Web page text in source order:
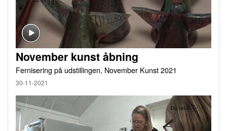
November kunst åbning
Fernisering på udstillingen, November Kunst 2021
30-11-2021